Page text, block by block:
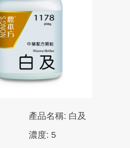
產品名稱: 白及
濃度: 5